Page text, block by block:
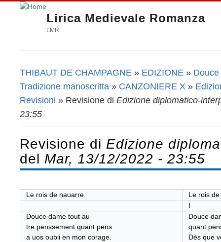
Lirica Medievale Romanza
LMR
Tu sei qui
THIBAUT DE CHAMPAGNE » EDIZIONE »
Tradizione manoscritta » CANZONIERE X »
Revisioni » Revisione di Edizione diplomatico-
23:55
Revisione di Edizione
del Mar, 13/12/2022 - 23:55
Le rois de nauarre.
Le rois
I
Douce dame tout au
tre penssement quant pens
a uos oubli en mon corage.
Douce
quant
Dès que